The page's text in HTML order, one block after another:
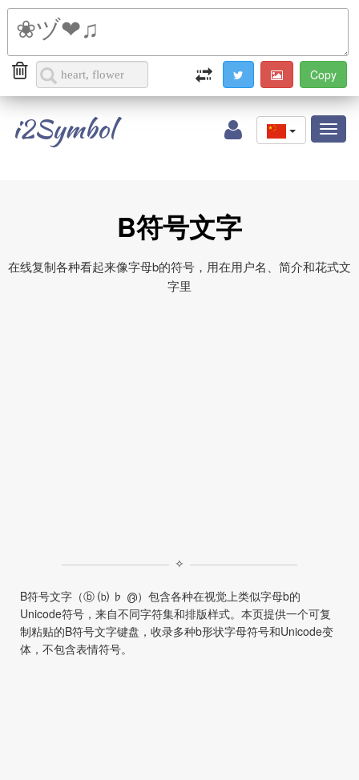
i2Symbol
B符号文字
在线复制各种看起来像字母b的符号，用在用户名、简介和花式文
字里
✧
B符号文字（ⓑ ⒝ ♭ ൫）包含各种在视觉上类似字母b的
Unicode符号，来自不同字符集和排版样式。本页提供一个可复
制粘贴的B符号文字键盘，收录多种b形状字母符号和Unicode变
体，不包含表情符号。